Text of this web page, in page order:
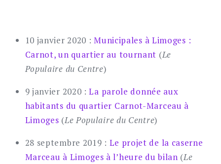
10 janvier 2020 :Municipales à Limoges :
Carnot, un quartier au tournant (Le
Populaire du Centre)
9 janvier 2020 :La parole donnée aux
habitants du quartier Carnot-Marceau à
Limoges (Le Populaire du Centre)
28 septembre 2019 : Le projet de la caserne
Marceau à Limoges à l’heure du bilan (Le